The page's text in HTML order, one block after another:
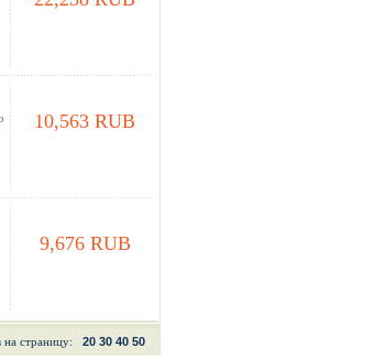
10,563 RUB
9,676 RUB
на страницу: 20 30 40 50